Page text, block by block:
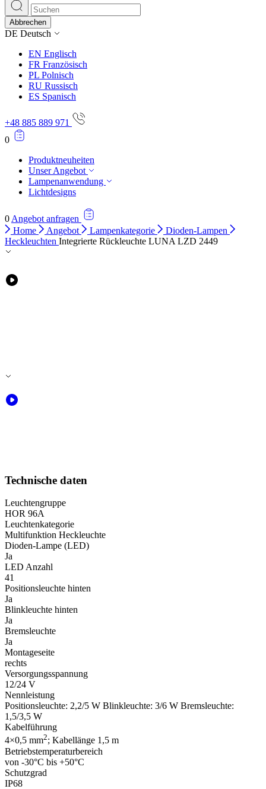
Abbrechen
DE Deutsch
EN Englisch
FR Französisch
PL Polnisch
RU Russisch
ES Spanisch
+48 885 889 971
0
Produktneuheiten
Unser Angebot
Lampenanwendung
Lichtdesigns
0 Angebot anfragen
Home
Angebot Lampenkategorie
Dioden-Lampen
Heckleuchten Integrierte Rückleuchte LUNA LZD 2449
Technische daten
Leuchtengruppe
HOR 96A
Leuchtenkategorie
Multifunktion Heckleuchte
Dioden-Lampe (LED)
Ja
LED Anzahl
41
Positionsleuchte hinten
Ja
Blinkleuchte hinten
Ja
Bremsleuchte
Ja
Montageseite
rechts
Versorgungsspannung
12/24 V
Nennleistung
Positionsleuchte: 2,2/5 W Blinkleuchte: 3/6 W Bremsleuchte:
1,5/3,5 W
Kabelführung
4×0,5 mm2; Kabellänge 1,5 m
Betriebstemperaturbereich
von -30°C bis +50°C
Schutzgrad
IP68